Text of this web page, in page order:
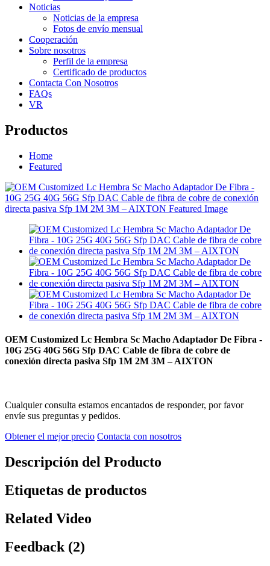
Noticias
Noticias de la empresa
Fotos de envío mensual
Cooperación
Sobre nosotros
Perfil de la empresa
Certificado de productos
Contacta Con Nosotros
FAQs
VR
Productos
Home
Featured
OEM Customized Lc Hembra Sc Macho Adaptador De Fibra -
10G 25G 40G 56G Sfp DAC Cable de fibra de cobre de
conexión directa pasiva Sfp 1M 2M 3M – AIXTON
Cualquier consulta estamos encantados de responder, por favor
envíe sus preguntas y pedidos.
Obtener el mejor precio Contacta con nosotros
Descripción del Producto
Etiquetas de productos
Related Video
Feedback (2)